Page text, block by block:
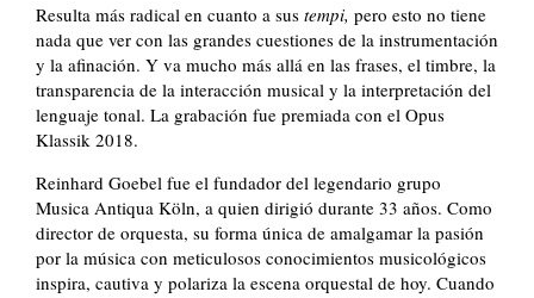
Resulta más radical en cuanto a sus tempi, pero esto no tiene
nada que ver con las grandes cuestiones de la instrumentación
y la afinación. Y va mucho más allá en las frases, el timbre, la
transparencia de la interacción musical y la interpretación del
lenguaje tonal. La grabación fue premiada con el Opus
Klassik 2018.
Reinhard Goebel fue el fundador del legendario grupo
Musica Antiqua Köln, a quien dirigió durante 33 años. Como
director de orquesta, su forma única de amalgamar la pasión
por la música con meticulosos conocimientos musicológicos
inspira, cautiva y polariza la escena orquestal de hoy. Cuando